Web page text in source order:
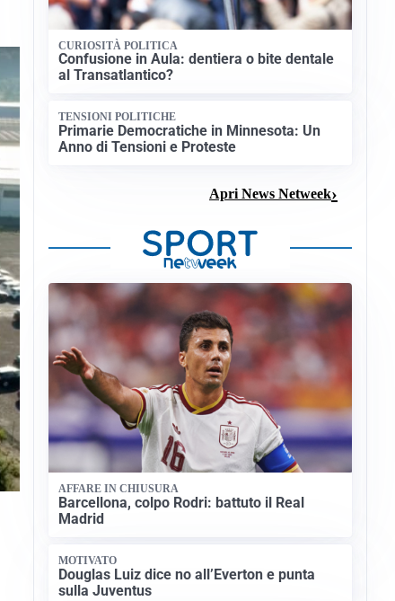
CURIOSITÀ POLITICA
Confusione in Aula: dentiera o bite dentale
al Transatlantico?
TENSIONI POLITICHE
Primarie Democratiche in Minnesota: Un
Anno di Tensioni e Proteste
Apri News Netweek
AFFARE IN CHIUSURA
Barcellona, colpo Rodri: battuto il Real
Madrid
MOTIVATO
Douglas Luiz dice no all’Everton e punta
sulla Juventus